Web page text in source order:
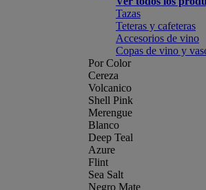
Tazas
Teteras y cafeteras
Accesorios de vino
Copas de vino y
Por Color
Cereza
Volcanico
Shell Pink
Merengue
Blanco
Deep Teal
Azure
Flint
Sea Salt
Negro Mate